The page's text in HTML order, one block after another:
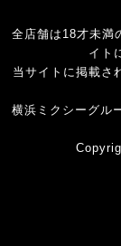
全店舗は18才未満
イト
当サイトに掲載さ
横浜ミクシーグル